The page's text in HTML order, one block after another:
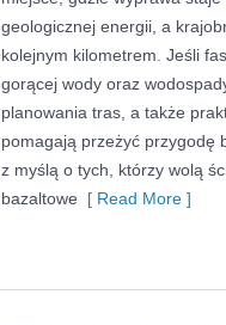
geologicznej energii, a
kolejnym kilometrem. Jeśli
gorącej wody oraz
planowania tras, a także
pomagają przeżyć przygodę
z myślą o tych, którzy wolą
bazaltowe [ Read More ]